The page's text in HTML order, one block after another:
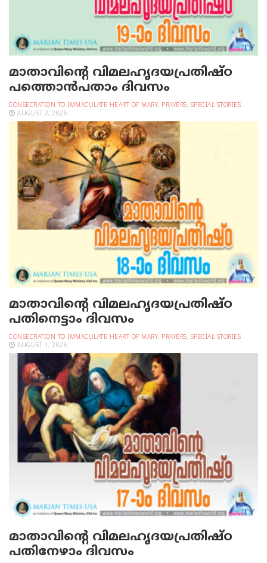
മാതാവിന്റെ വിമലഹൃദയപ്രതിഷ്ഠ
പത്തൊന്‍പതാം ദിവസം
CONSECRATION TO IMMACULATE HEART OF MARY, PRAYERS, SPECIAL STORIES
AUGUST 2, 2026
മാതാവിന്റെ വിമലഹൃദയപ്രതിഷ്ഠ
പതിനെട്ടാം ദിവസം
CONSECRATION TO IMMACULATE HEART OF MARY, PRAYERS, SPECIAL STORIES
AUGUST 1, 2026
മാതാവിന്റെ വിമലഹൃദയപ്രതിഷ്ഠ
പതിനേഴാം ദിവസം